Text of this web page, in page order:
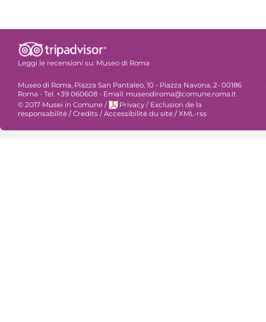
Leggi le recensioni su: Museo di Roma
Museo di Roma, Piazza San Pantaleo, 10 - Piazza Navona, 2- 00186
Roma - Tel. +39 060608 - Email: museodiroma@comune.roma.it
© 2017 Musei in Comune / Privacy / Exclusion de la
responsabilité /Credits /Accessibilité du site /XML-rss